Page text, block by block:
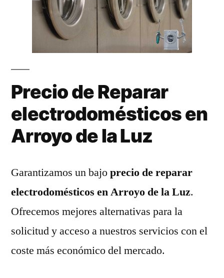
Precio de Reparar
electrodomésticos en
Arroyo de la Luz
Garantizamos un bajoprecio de reparar
electrodomésticos en Arroyo de la Luz.
Ofrecemos mejores alternativas para la
solicitud y acceso a nuestros servicios con el
coste más económico del mercado.